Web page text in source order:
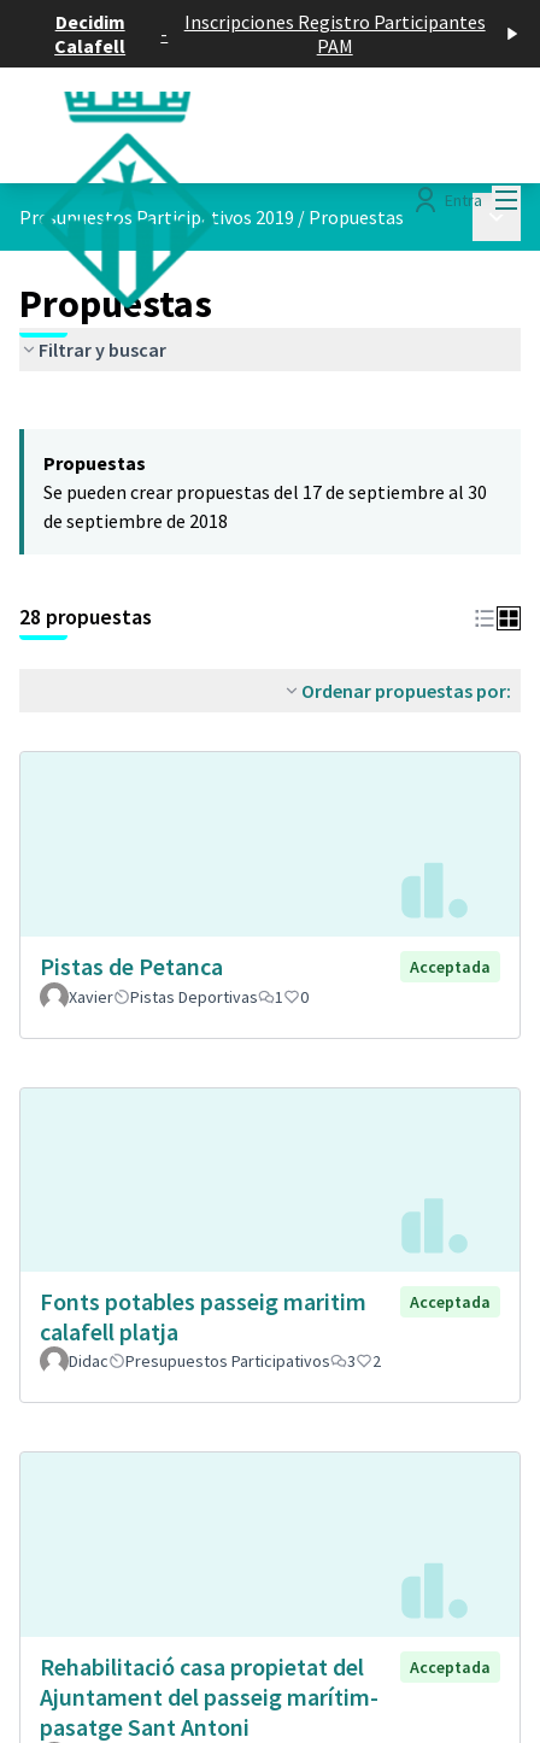
Decidim
Calafell
-
Inscripciones Registro Participantes
PAM
Entra
Presupuestos Participativos 2019 / Propuestas
Propuestas
Filtrar y buscar
−
Propuestas
Se pueden crear propuestas del 17 de septiembre al 30
de septiembre de 2018
28 propuestas
Ordenar propuestas por:
Pistas de Petanca
Acceptada
Xavier
Pistas Deportivas 1 0
Fonts potables passeig maritim
calafell platja
Acceptada
Didac Presupuestos Participativos 3 2
Rehabilitació casa propietat del
Ajuntament del passeig marítim-
pasatge Sant Antoni
Acceptada